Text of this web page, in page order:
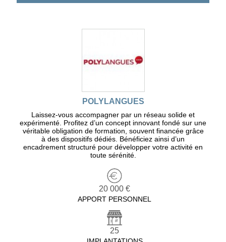
POLYLANGUES
Laissez-vous accompagner par un réseau solide et
expérimenté. Profitez d’un concept innovant fondé sur une
véritable obligation de formation, souvent financée grâce
à des dispositifs dédiés. Bénéficiez ainsi d’un
encadrement structuré pour développer votre activité en
toute sérénité.
20 000 €
APPORT PERSONNEL
25